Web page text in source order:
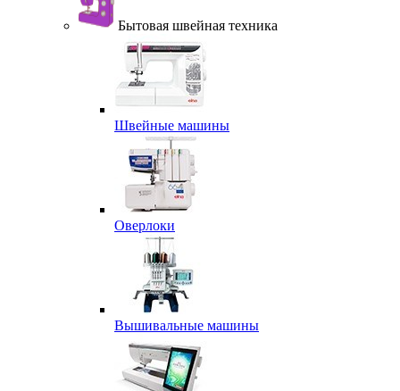
Бытовая швейная техника
Швейные машины
Оверлоки
Вышивальные машины